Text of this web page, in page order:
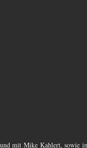
mit Mike Kahlert, sowie